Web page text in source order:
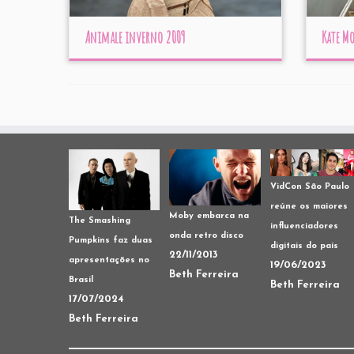
Animale inverno 2009 Kate
The Smashing
Pumpkins faz duas
apresentações no
Brasil
17/07/2024
Beth Ferreira
Moby embarca na
onda retro disco
22/11/2013
Beth Ferreira
VidCon São Paulo
reúne os maiores
influenciadores
digitais do país
19/06/2023
Beth Ferreira